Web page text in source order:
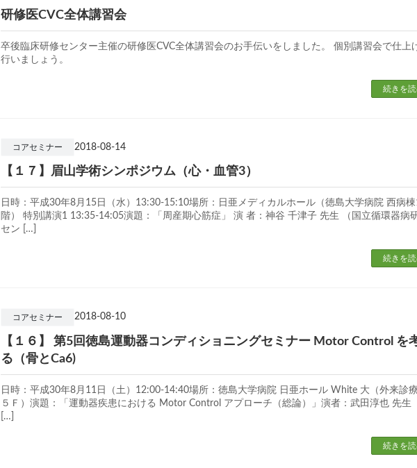
研修医CVC全体講習会
卒後臨床研修センター主催の研修医CVC全体講習会のお手伝いをしました。 個別講習会で仕上
行いましょう。
続きを
2018-08-14
コアセミナー
【１７】眉山学術シンポジウム（心・血管3）
日時：平成30年8月15日（水）13:30-15:10場所：日亜メディカルホール（徳島大学病院 西病棟
階） 特別講演1 13:35-14:05演題：「周産期心筋症」 演 者：神谷 千津子 先生 （国立循環器病
セン […]
続きを
2018-08-10
コアセミナー
【１６】 第5回徳島運動器コンディショニングセミナー Motor Control を
る（骨とCa6)
日時：平成30年8月11日（土）12:00-14:40場所：徳島大学病院 日亜ホール White 大（外来診
５Ｆ）演題：「運動器疾患における Motor Control アプローチ（総論）」演者：武田淳也 先生
[…]
続きを